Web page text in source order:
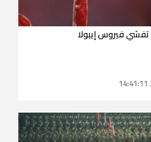
تفشي فيروس إيبولا